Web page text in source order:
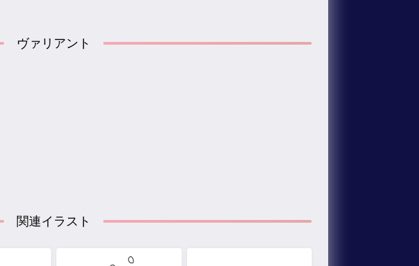
ヴァリアント
関連イラスト